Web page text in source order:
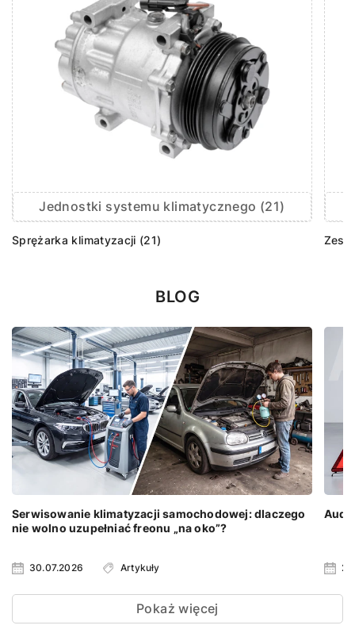
Jednostki systemu klimatycznego (21)
Sprężarka klimatyzacji (21)
BLOG
Serwisowanie klimatyzacji samochodowej: dlaczego
nie wolno uzupełniać freonu „na oko”?
30.07.2026 Artykuły
Audi
Pokaż więcej